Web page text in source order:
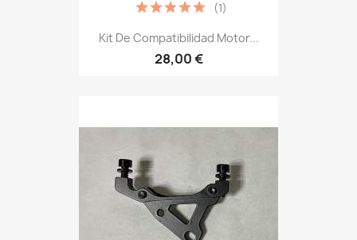
Kit De Compatibilidad Motor...
28,00 €
(1)